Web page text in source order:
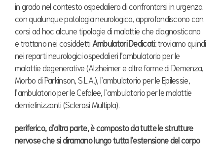
in grado nel contesto ospedaliero di confrontarsi in urgenza
con qualunque patologia neurologica, approfondiscono con
corsi ad hoc alcune tipologie di malattie che diagnosticano
e trattano nei cosiddetti Ambulatori Dedicati: troviamo quindi
nei reparti neurologici ospedalieri l’ambulatorio per le
malattie degenerative (Alzheimer e altre forme di Demenza,
Morbo di Parkinson, S.L.A.), l’ambulatorio per le Epilessie,
l’ambulatorio per le Cefalee, l’ambulatorio per le malattie
demielinizzanti (Sclerosi Multipla).
periferico, d’altra parte, è composto da tutte le strutture
nervose che si diramano lungo tutta l’estensione del corpo